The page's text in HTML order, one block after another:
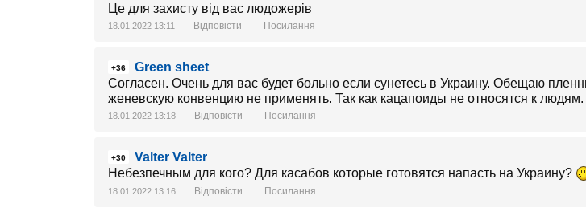
Це для захисту від вас людожерів
18.01.2022 13:11 Відповісти Посилання
+36
Green sheet
Согласен. Очень для вас будет больно если сунетесь в Украину. Обещаю
женевскую конвенцию не применять. Так как кацапоиды не относятся к людям.
18.01.2022 13:18 Відповісти Посилання
+30
Valter Valter
Небезпечным для кого? Для касабов которые готовятся напасть на Украину?
18.01.2022 13:16 Відповісти Посилання